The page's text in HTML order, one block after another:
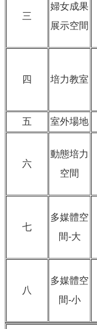
三
婦女成果
展示空間
四 培力教室
五 室外場地
六
動態培力
空間
七
多媒體空
間-大
八
多媒體空
間-小